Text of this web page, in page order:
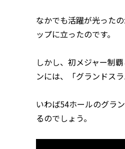
なかでも活躍が光った
ップに立ったのです。
しかし、初メジャー制
ンには、「グランドス
いわば54ホールのグラ
るのでしょう。